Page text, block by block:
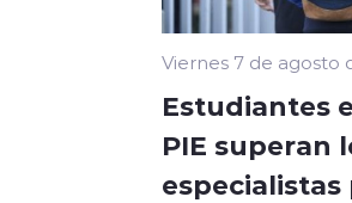
Viernes 7 de agosto
Estudiantes
PIE superan
especialistas